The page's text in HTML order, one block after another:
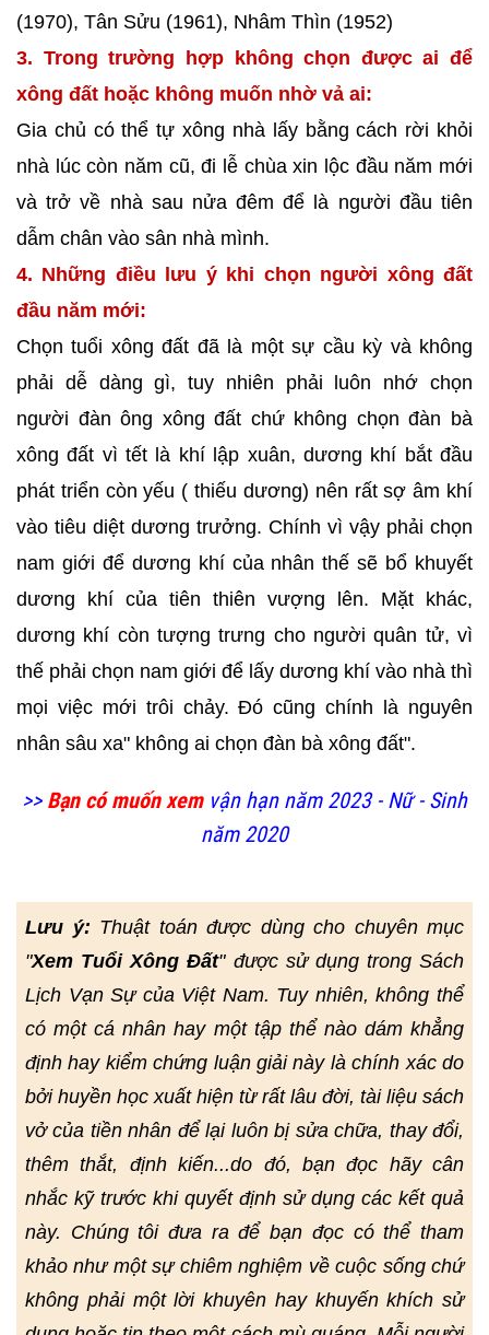
(1970), Tân Sửu (1961), Nhâm Thìn (1952)
3. Trong trường hợp không chọn được ai để
xông đất hoặc không muốn nhờ vả ai:
Gia chủ có thể tự xông nhà lấy bằng cách rời khỏi
nhà lúc còn năm cũ, đi lễ chùa xin lộc đầu năm mới
và trở về nhà sau nửa đêm để là người đầu tiên
dẫm chân vào sân nhà mình.
4. Những điều lưu ý khi chọn người xông đất
đầu năm mới:
Chọn tuổi xông đất đã là một sự cầu kỳ và không
phải dễ dàng gì, tuy nhiên phải luôn nhớ chọn
người đàn ông xông đất chứ không chọn đàn bà
xông đất vì tết là khí lập xuân, dương khí bắt đầu
phát triển còn yếu ( thiếu dương) nên rất sợ âm khí
vào tiêu diệt dương trưởng. Chính vì vậy phải chọn
nam giới để dương khí của nhân thế sẽ bổ khuyết
dương khí của tiên thiên vượng lên. Mặt khác,
dương khí còn tượng trưng cho người quân tử, vì
thế phải chọn nam giới để lấy dương khí vào nhà thì
mọi việc mới trôi chảy. Đó cũng chính là nguyên
nhân sâu xa" không ai chọn đàn bà xông đất".
>> Bạn có muốn xemvận hạn năm 2023 - Nữ - Sinh
năm 2020
Lưu ý: Thuật toán được dùng cho chuyên mục
"Xem Tuổi Xông Đất" được sử dụng trong Sách
Lịch Vạn Sự của Việt Nam. Tuy nhiên, không thể
có một cá nhân hay một tập thể nào dám khẳng
định hay kiểm chứng luận giải này là chính xác do
bởi huyền học xuất hiện từ rất lâu đời, tài liệu sách
vở của tiền nhân để lại luôn bị sửa chữa, thay đổi,
thêm thắt, định kiến...do đó, bạn đọc hãy cân
nhắc kỹ trước khi quyết định sử dụng các kết quả
này. Chúng tôi đưa ra để bạn đọc có thể tham
khảo như một sự chiêm nghiệm về cuộc sống chứ
không phải một lời khuyên hay khuyến khích sử